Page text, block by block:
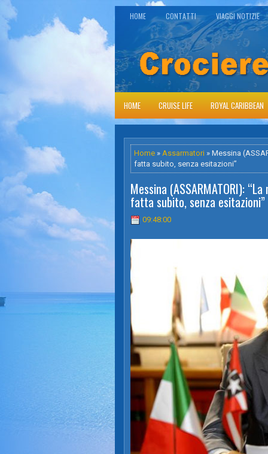
HOME CONTATTI VIAGGI NOTIZIE
HOME CRUISE LIFE ROYAL CARIBBEAN
Home » Assarmatori » Messina
fatta subito, senza esitazioni”
Messina (ASSARMATORI):
fatta subito, senza esitazioni”
09:48:00